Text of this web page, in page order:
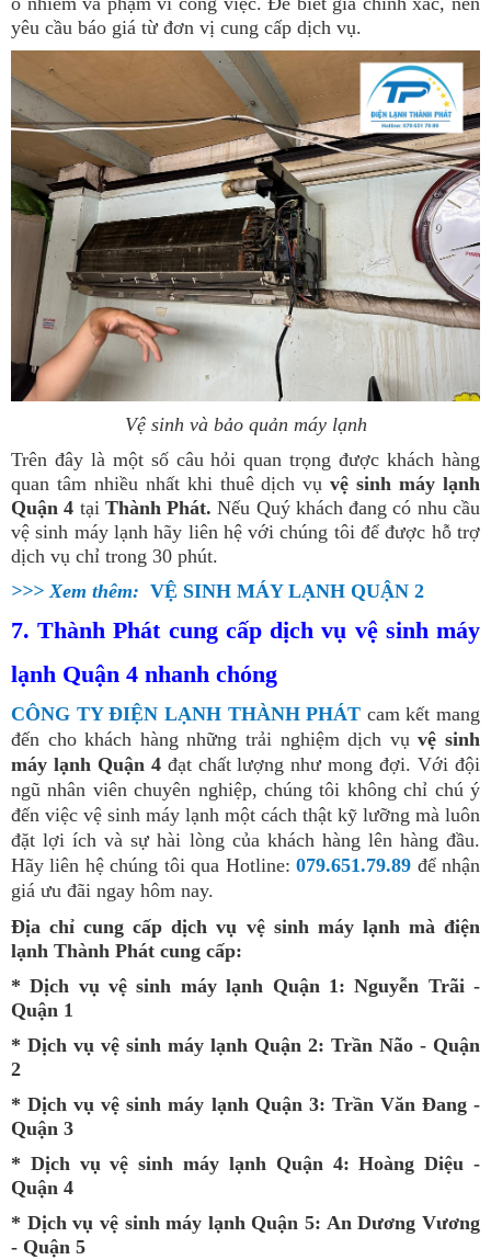
yêu cầu báo giá từ đơn vị cung cấp dịch vụ.
Vệ sinh và bảo quản máy lạnh
Trên đây là một số câu hỏi quan trọng được khách hàng
quan tâm nhiều nhất khi thuê dịch vụvệ sinh máy lạnh
Quận 4 tại Thành Phát. Nếu Quý khách đang có nhu cầu
vệ sinh máy lạnh hãy liên hệ với chúng tôi để được hỗ trợ
dịch vụ chỉ trong 30 phút.
>>> Xem thêm: VỆ SINH MÁY LẠNH QUẬN 2
7. Thành Phát cung cấp dịch vụ vệ sinh máy
lạnh Quận 4 nhanh chóng
CÔNG TY ĐIỆN LẠNH THÀNH PHÁT cam kết mang
đến cho khách hàng những trải nghiệm dịch vụvệ sinh
máy lạnh Quận 4đạt chất lượng như mong đợi. Với đội
ngũ nhân viên chuyên nghiệp, chúng tôi không chỉ chú ý
đến việc vệ sinh máy lạnh một cách thật kỹ lưỡng mà luôn
đặt lợi ích và sự hài lòng của khách hàng lên hàng đầu.
Hãy liên hệ chúng tôi qua Hotline: 079.651.79.89 để nhận
giá ưu đãi ngay hôm nay.
Địa chỉ cung cấp dịch vụ vệ sinh máy lạnh mà điện
lạnh Thành Phát cung cấp:
*Dịch vụ vệ sinh máy lạnh Quận 1: Nguyễn Trãi -
Quận 1
* Dịch vụ vệ sinh máy lạnh Quận 2: Trần Não - Quận
2
*Dịch vụ vệ sinh máy lạnh Quận 3: Trần Văn Đang -
Quận 3
* Dịch vụ vệ sinh máy lạnh Quận 4: Hoàng Diệu -
Quận 4
* Dịch vụ vệ sinh máy lạnh Quận 5: An Dương Vương
- Quận 5